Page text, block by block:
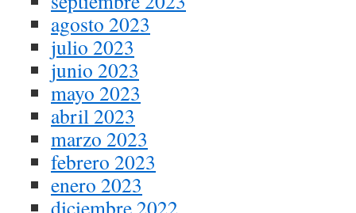
agosto 2023
julio 2023
junio 2023
mayo 2023
abril 2023
marzo 2023
febrero 2023
enero 2023
diciembre 2022